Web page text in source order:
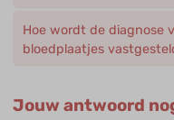
Hoe wordt de diagnose
bloedplaatjes
Jouw antwoord